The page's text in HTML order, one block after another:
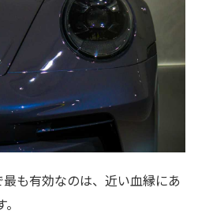
も有効なのは、近い血縁にあ